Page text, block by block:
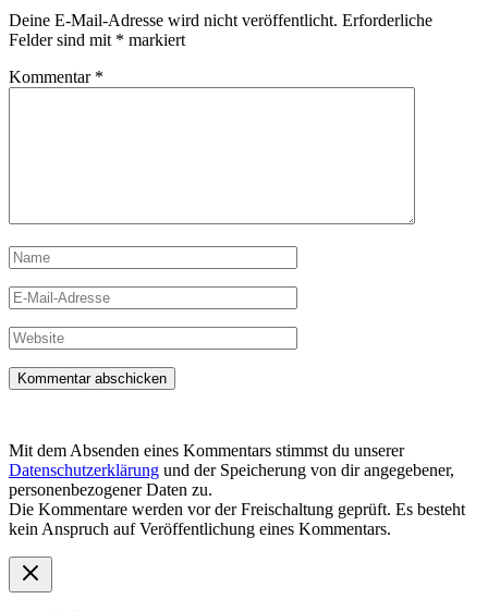
Deine E-Mail-Adresse wird nicht veröffentlicht. Erforderliche
Felder sind mit * markiert
Kommentar *
Name
E-
Mail-
Adresse
Website
Mit dem Absenden eines Kommentars stimmst du unserer
Datenschutzerklärung und der Speicherung von dir angegebener,
personenbezogener Daten zu.
Die Kommentare werden vor der Freischaltung geprüft. Es besteht
kein Anspruch auf Veröffentlichung eines Kommentars.